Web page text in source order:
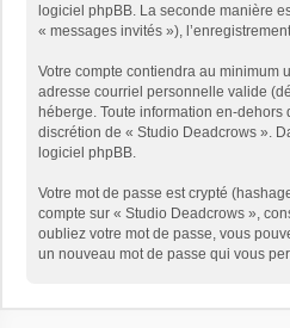
logiciel phpBB. La seconde manière
« messages invités »),
Votre compte contiendra au minimum
adresse courriel personnelle valide
héberge. Toute information en-dehors
discrétion de « Studio Deadcrows ».
logiciel phpBB.
Votre mot de passe est crypté
compte sur « Studio Deadcrows »,
oubliez votre mot de passe, vous
un nouveau mot de passe qui vous